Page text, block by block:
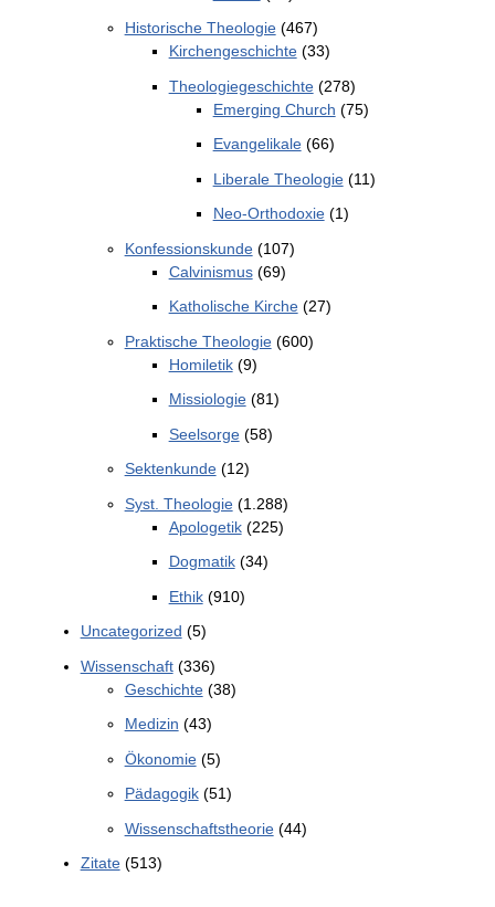
Historische Theologie(467)
Kirchengeschichte(33)
Theologiegeschichte(278)
Emerging Church (75)
Evangelikale(66)
Liberale Theologie(11)
Neo-Orthodoxie(1)
Konfessionskunde(107)
Calvinismus(69)
Katholische Kirche(27)
Praktische Theologie(600)
Homiletik(9)
Missiologie(81)
Seelsorge(58)
Sektenkunde(12)
Syst. Theologie(1.288)
Apologetik(225)
Dogmatik(34)
Ethik(910)
Uncategorized (5)
Wissenschaft(336)
Geschichte(38)
Medizin (43)
Ökonomie(5)
Pädagogik(51)
Wissenschaftstheorie(44)
Zitate(513)